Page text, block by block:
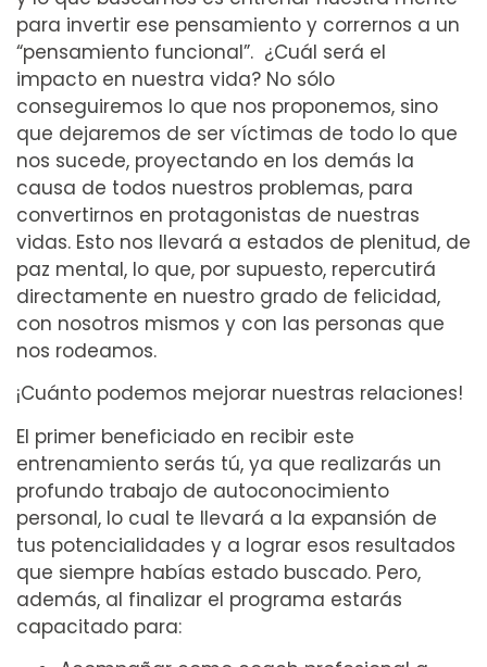
para invertir ese pensamiento y corrernos a un
“pensamiento funcional”. ¿Cuál será el
impacto en nuestra vida? No sólo
conseguiremos lo que nos proponemos, sino
que dejaremos de ser víctimas de todo lo que
nos sucede, proyectando en los demás la
causa de todos nuestros problemas, para
convertirnos en protagonistas de nuestras
vidas. Esto nos llevará a estados de plenitud, de
paz mental, lo que, por supuesto, repercutirá
directamente en nuestro grado de felicidad,
con nosotros mismos y con las personas que
nos rodeamos.
¡Cuánto podemos mejorar nuestras relaciones!
El primer beneficiado en recibir este
entrenamiento serás tú, ya que realizarás un
profundo trabajo de autoconocimiento
personal, lo cual te llevará a la expansión de
tus potencialidades y a lograr esos resultados
que siempre habías estado buscado. Pero,
además, al finalizar el programa estarás
capacitado para: